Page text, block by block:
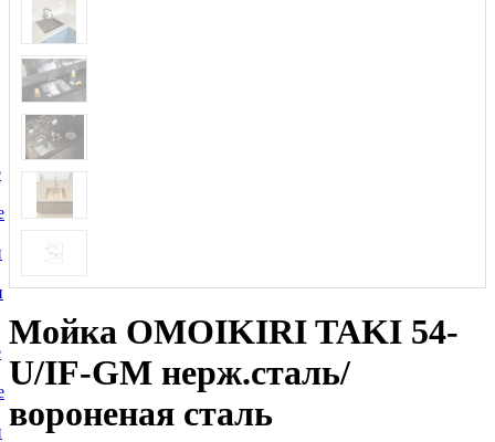
Мойка OMOIKIRI TAKI 54-
U/IF-GM нерж.сталь/
вороненая сталь